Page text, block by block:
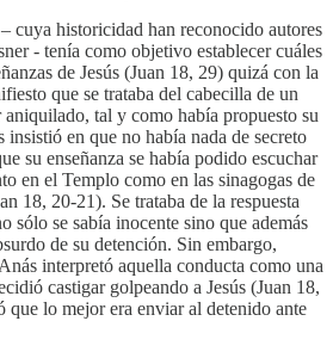
cuya historicidad han reconocido autores
- tenía como objetivo establecer cuáles
de Jesús (Juan 18, 29) quizá con la
que se trataba del cabecilla de un
tal y como había propuesto su
insistió en que no había nada de secreto
su enseñanza se había podido escuchar
en el Templo como en las sinagogas de
18, 20-21). Se trataba de la respuesta
sólo se sabía inocente sino que además
de su detención. Sin embargo,
interpretó aquella conducta como una
castigar golpeando a Jesús (Juan 18,
lo mejor era enviar al detenido ante